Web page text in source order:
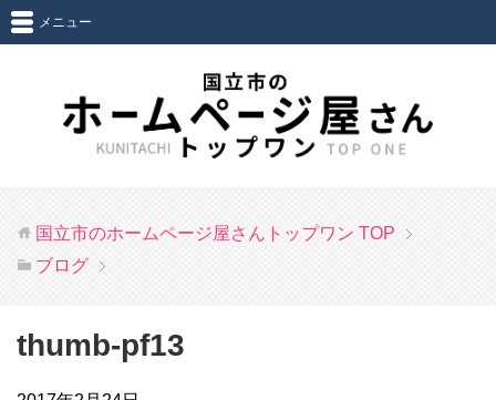
メニュー
国立市のホームページ屋さんトップワン TOP
ブログ
thumb-pf13